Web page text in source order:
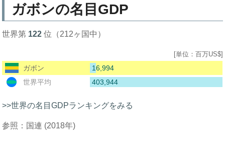
ガボンの名目GDP
世界第 122 位（212ヶ国中）
[単位：百万US$]
ガボン
16,994
世界平均
403,944
>>世界の名目GDPランキングをみる
参照：国連 (2018年)